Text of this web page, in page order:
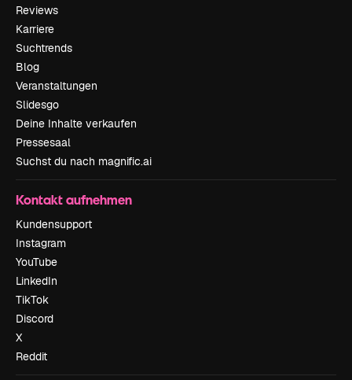
Reviews
Karriere
Suchtrends
Blog
Veranstaltungen
Slidesgo
Deine Inhalte verkaufen
Pressesaal
Suchst du nach magnific.ai
Kontakt aufnehmen
Kundensupport
Instagram
YouTube
LinkedIn
TikTok
Discord
X
Reddit